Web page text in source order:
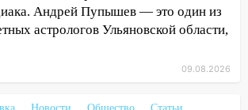
В Цильнинском районе
мужчина
снова надвигается
вместо Евро-5: что
Андрей Пупышев — это один из
астрологов Ульяновской области,
09.08.2026